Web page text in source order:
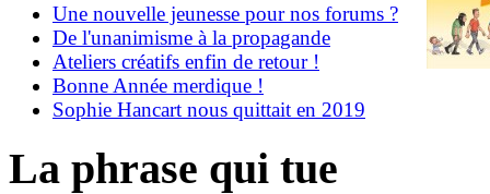
Une nouvelle jeunesse pour nos forums ?
De l'unanimisme à la propagande
Ateliers créatifs enfin de retour !
Bonne Année merdique !
Sophie Hancart nous quittait en 2019
La phrase qui tue